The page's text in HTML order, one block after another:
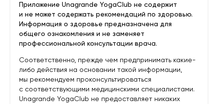
Приложение Unagrande YogaClub не содержит
и не может содержать рекомендаций по здоровью.
Информация о здоровье предназначена для
общего ознакомления и не заменяет
профессиональной консультации врача.
Соответственно, прежде чем предпринимать какие-
либо действия на основании такой информации,
мы рекомендуем проконсультироваться
с соответствующими медицинскими специалистами.
Unagrande YogaClub не предоставляет никаких